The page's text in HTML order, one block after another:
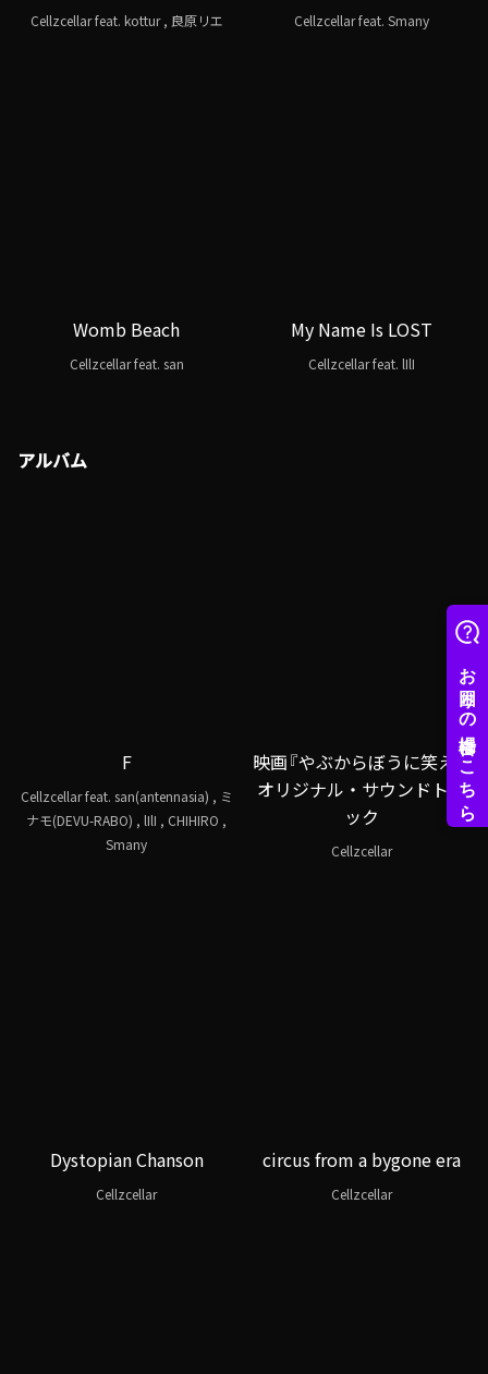
Cellzcellar feat. kottur , 良原リエ Cellzcellar feat. Smany
Womb Beach
Cellzcellar feat. san
My Name Is LOST
Cellzcellar feat. lIlI
アルバム
F
Cellzcellar feat. san(antennasia) , ミ
ナモ(DEVU-RABO) , lIlI , CHIHIRO ,
Smany
映画『やぶからぼうに笑え 』
オリジナル・サウンドトラ
ック
Cellzcellar
Dystopian Chanson
Cellzcellar
circus from a bygone era
Cellzcellar